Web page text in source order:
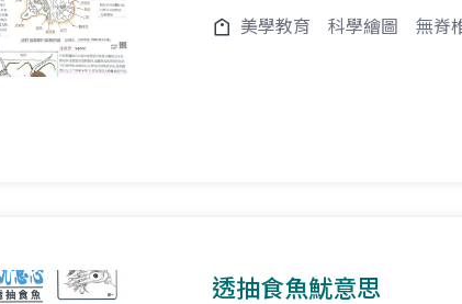
美學教育 科學繪圖 無脊
透抽食魚魷意思